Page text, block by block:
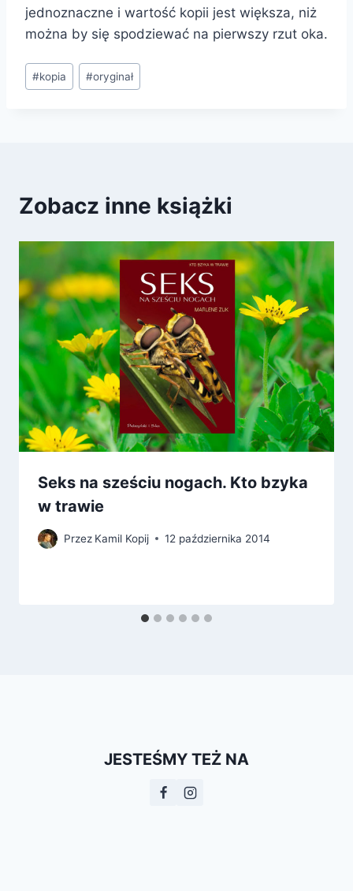
jednoznaczne i wartość kopii jest większa, niż
można by się spodziewać na pierwszy rzut oka.
Tagi
wpisu:
#kopia #oryginał
Zobacz inne książki
Seks na sześciu nogach. Kto bzyka
w trawie
Przez Kamil Kopij 12 października 2014
JESTEŚMY TEŻ NA